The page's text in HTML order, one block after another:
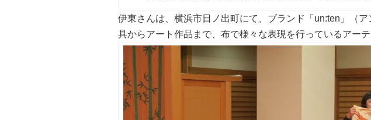
伊東さんは、横浜市日ノ出町にて、ブランド「un:ten」（
具からアート作品まで、布で様々な表現を行っているアーテ